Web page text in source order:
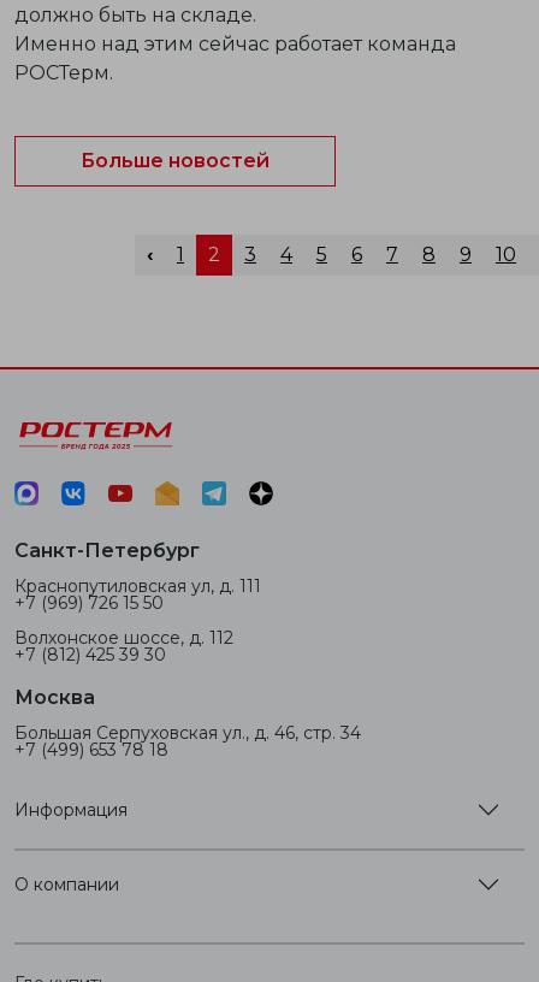
должно быть на складе.
Именно над этим сейчас работает команда
РОСТерм.
Больше новостей
‹ 1 2 3 4 5 6 7 8 9 10
Санкт-Петербург
Краснопутиловская ул, д. 111
+7 (969) 726 15 50
Волхонское шоссе, д. 112
+7 (812) 425 39 30
Москва
Большая Серпуховская ул., д. 46, стр. 34
+7 (499) 653 78 18
Информация
О компании